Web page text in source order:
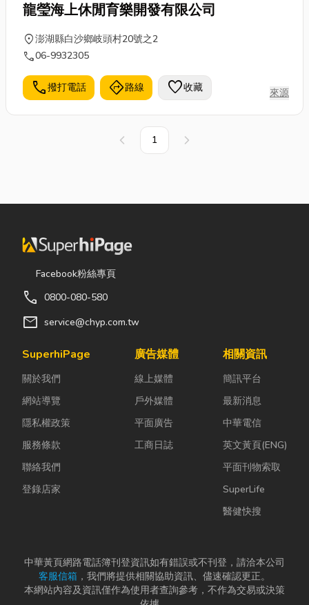
龍瑩海上休閒育樂開發有限公司
location_on澎湖縣白沙鄉岐頭村20號之2
call06-9932305
call撥打電話 directions路線 favorite收藏 來源
上一頁 1 下一頁
Facebook粉絲專頁
call 0800-080-580
mail service@chyp.com.tw
SuperhiPage
關於我們
網站導覽
隱私權政策
服務條款
聯絡我們
登錄店家
廣告媒體
線上媒體
戶外媒體
平面廣告
工商日誌
相關資訊
簡訊平台
最新消息
中華電信
英文黃頁(ENG)
平面刊物索取
SuperLife
醫健快搜
中華黃頁網路電話簿刊登資訊如有錯誤或不刊登，請洽本公司
客服信箱 ，我們將提供相關協助資訊、儘速確認更正。
本網站內容及資訊僅作為使用者查詢參考，不作為交易或決策